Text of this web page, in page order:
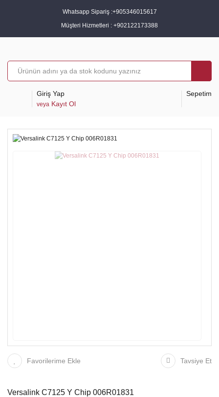
Whatsapp Sipariş :+905346015617
Müşteri Hizmetleri : +902122173388
Giriş Yap
veya Kayıt Ol
Sepetim
Favorilerime Ekle Tavsiye Et
Versalink C7125 Y Chip 006R01831